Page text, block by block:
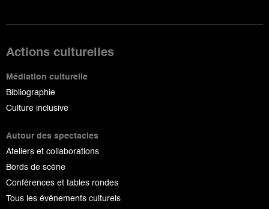
Actions culturelles
Médiation culturelle
Bibliographie
Culture inclusive
Autour des spectacles
Ateliers et collaborations
Bords de scène
Conférences et tables rondes
Tous les événements culturels